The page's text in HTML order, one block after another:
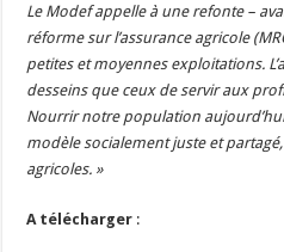
Le Modef appelle à une refonte –
réforme sur l’assurance agricole
petites et moyennes exploitations.
desseins que ceux de servir aux
Nourrir notre population
modèle socialement juste et
agricoles. »
A télécharger :